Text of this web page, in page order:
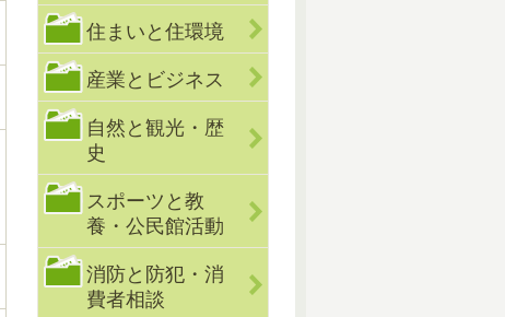
住まいと住環境
産業とビジネス
自然と観光・歴
史
スポーツと教
養・公民館活動
消防と防犯・消
費者相談